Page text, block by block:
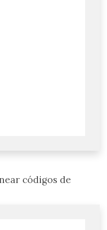
códigos de